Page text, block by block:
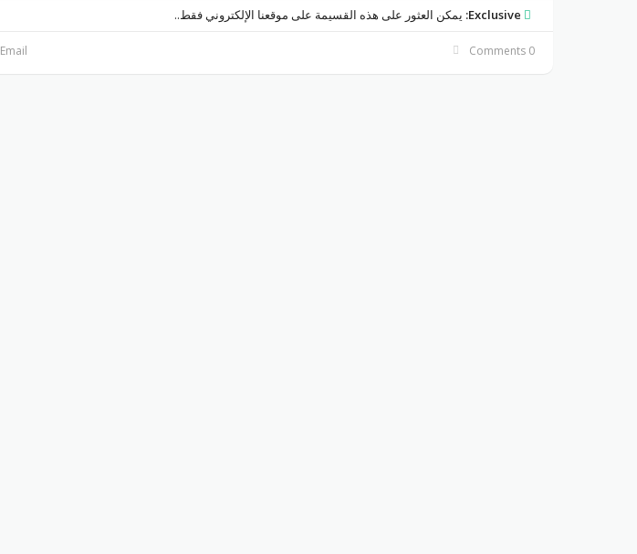
Exclusive: يمكن العثور على هذه القسيمة على موقعنا الإلكتروني فقط..
Email 0 Comments